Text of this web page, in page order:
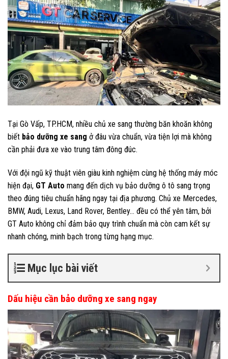
Tại Gò Vấp, TP.HCM, nhiều chủ xe sang thường băn khoăn không
biết bảo dưỡng xe sang ở đâu vừa chuẩn, vừa tiện lợi mà không
cần phải đưa xe vào trung tâm đông đúc.
Với đội ngũ kỹ thuật viên giàu kinh nghiệm cùng hệ thống máy móc
hiện đại, GT Auto mang đến dịch vụ bảo dưỡng ô tô sang trọng
theo đúng tiêu chuẩn hãng ngay tại địa phương. Chủ xe Mercedes,
BMW, Audi, Lexus, Land Rover, Bentley… đều có thể yên tâm, bởi
GT Auto không chỉ đảm bảo quy trình chuẩn mà còn cam kết sự
nhanh chóng, minh bạch trong từng hạng mục.
Mục lục bài viết
Dấu hiệu cần bảo dưỡng xe sang ngay